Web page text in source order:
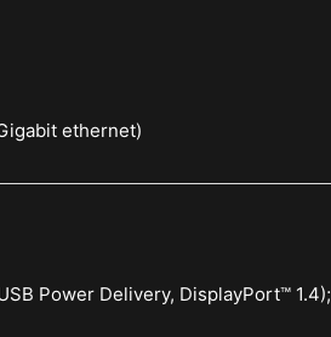
ethernet)
Power Delivery, DisplayPort™ 1.4);